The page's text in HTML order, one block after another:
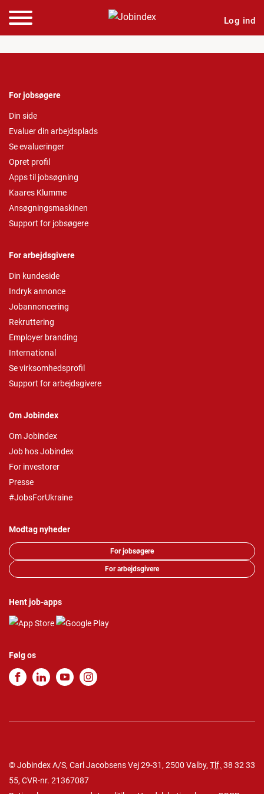
Log ind
For jobsøgere
Din side
Evaluer din arbejdsplads
Se evalueringer
Opret profil
Apps til jobsøgning
Kaares Klumme
Ansøgningsmaskinen
Support for jobsøgere
For arbejdsgivere
Din kundeside
Indryk annonce
Jobannoncering
Rekruttering
Employer branding
International
Se virksomhedsprofil
Support for arbejdsgivere
Om Jobindex
Om Jobindex
Job hos Jobindex
For investorer
Presse
#JobsForUkraine
Modtag nyheder
For jobsøgere
For arbejdsgivere
Hent job-apps
Følg os
© Jobindex A/S, Carl Jacobsens Vej 29-31, 2500 Valby, Tlf. 38 32 33
55, CVR-nr. 21367087